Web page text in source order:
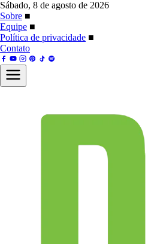
Sábado, 8 de agosto de 2026
Sobre ■
Equipe ■
Política de privacidade ■
Contato